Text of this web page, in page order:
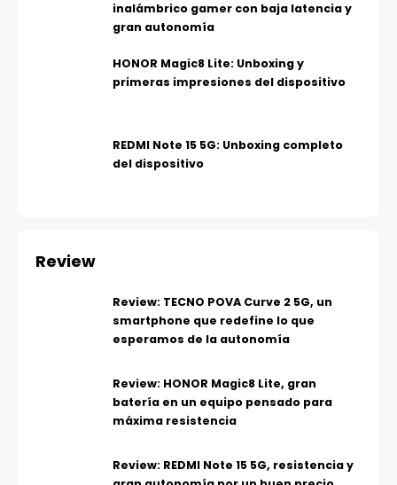
inalámbrico gamer con baja latencia y
gran autonomía
HONOR Magic8 Lite: Unboxing y
primeras impresiones del dispositivo
REDMI Note 15 5G: Unboxing completo
del dispositivo
Review
Review: TECNO POVA Curve 2 5G, un
smartphone que redefine lo que
esperamos de la autonomía
Review: HONOR Magic8 Lite, gran
batería en un equipo pensado para
máxima resistencia
Review: REDMI Note 15 5G, resistencia y